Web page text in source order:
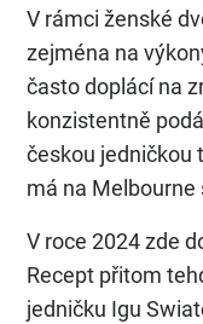
V rámci ženské
zejména na
často doplácí na
konzistentně
českou jedničkou
má na Melbourne
V roce 2024 zde
Recept přitom
jedničku Igu